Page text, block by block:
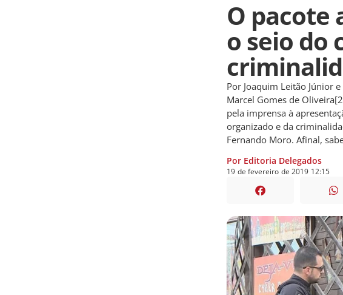
O pacote
o seio do
Por Joaquim Leitão Júnior
Marcel Gomes de
pela imprensa à
organizado e da
Fernando Moro. Afinal,
Por Editoria Delegados
19 defevereiro de2019 12:15